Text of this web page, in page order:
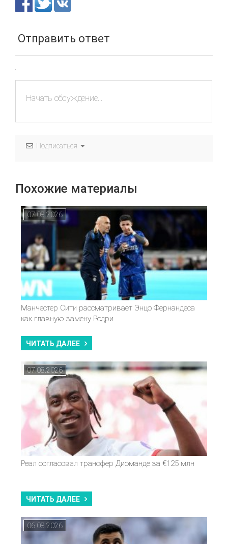
Отправить ответ
Подписаться
Похожие материалы
07.08.2026
Манчестер Сити рассматривает Энцо Фернандеса
как главную замену Родри
ЧИТАТЬ ДАЛЕЕ
07.08.2026
Реал согласовал трансфер Диоманде за €125 млн
ЧИТАТЬ ДАЛЕЕ
06.08.2026